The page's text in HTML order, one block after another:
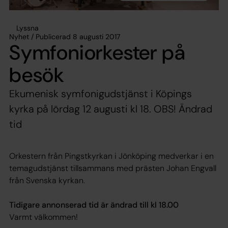
Lyssna
Nyhet / Publicerad 8 augusti 2017
Symfoniorkester på
besök
Ekumenisk symfonigudstjänst i Köpings
kyrka på lördag 12 augusti kl 18. OBS! Ändrad
tid
Orkestern från Pingstkyrkan i Jönköping medverkar i en
temagudstjänst tillsammans med prästen Johan Engvall
från Svenska kyrkan.
Tidigare annonserad tid är ändrad till kl 18.00
Varmt välkommen!